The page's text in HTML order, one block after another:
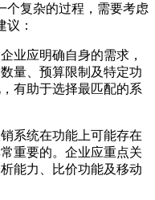
个复杂的过程，需要考虑
：
业应明确自身的需求，
量、预算限制及特定功
有助于选择最匹配的系
系统在功能上可能存在
重要的。企业应重点关
能力、比价功能及移动